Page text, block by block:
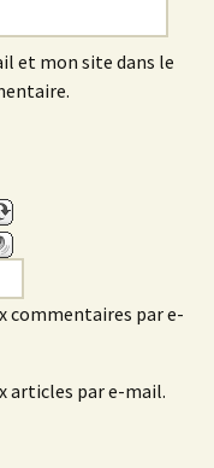
et mon site dans le
commentaires par e-
articles par e-mail.